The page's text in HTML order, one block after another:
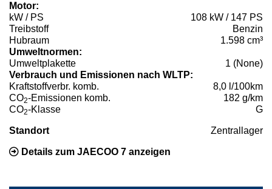
Motor:
kW / PS
108 kW / 147 PS
Treibstoff
Benzin
Hubraum
1.598 cm³
Umweltnormen:
Umweltplakette
1 (None)
Verbrauch und Emissionen nach WLTP:
Kraftstoffverbr. komb.
8,0 l/100km
CO2-Emissionen komb.
182 g/km
CO2-Klasse G
Standort Zentrallager
Details zum JAECOO 7 anzeigen